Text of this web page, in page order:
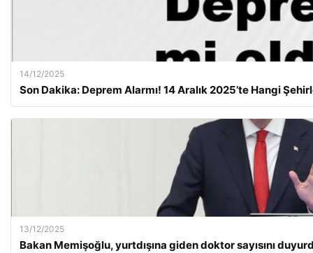
14/12/2025
Son Dakika: Deprem Alarmı! 14 Aralık 2025’te Hangi
13/12/2025
Bakan Memişoğlu, yurtdışına giden doktor sayısını